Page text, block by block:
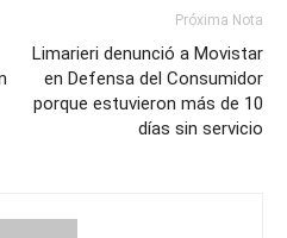
Próxima Nota
Limarieri denunció a Movistar
en Defensa del Consumidor
porque estuvieron más de 10
días sin servicio